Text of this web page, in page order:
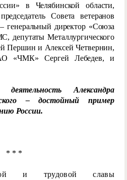
в Челябинской области,
Совета ветеранов
генеральный директор «Союза
депутаты Металлургического
Першин и Алексей Четвернин,
«ЧМК» Сергей Лебедев, и
Александра
– достойный пример
России.
* * *
и трудовой славы